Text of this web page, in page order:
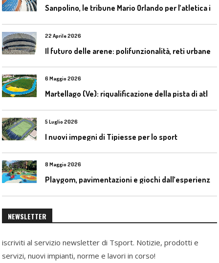
22 Aprile 2026
6 Maggio 2026
5 Luglio 2026
I nuovi impegni di Tipiesse per lo sport
8 Maggio 2026
NEWSLETTER
iscriviti al servizio newsletter di Tsport. Notizie, prodotti e
servizi, nuovi impianti, norme e lavori in corso!